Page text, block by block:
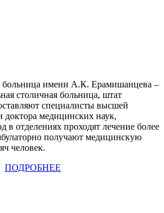
больница имени А.К. Ерамишанцева –
столичная больница, штат
специалисты высшей
доктора медицинских наук,
в отделениях проходят лечение более
получают медицинскую
человек.
ПОДРОБНЕЕ